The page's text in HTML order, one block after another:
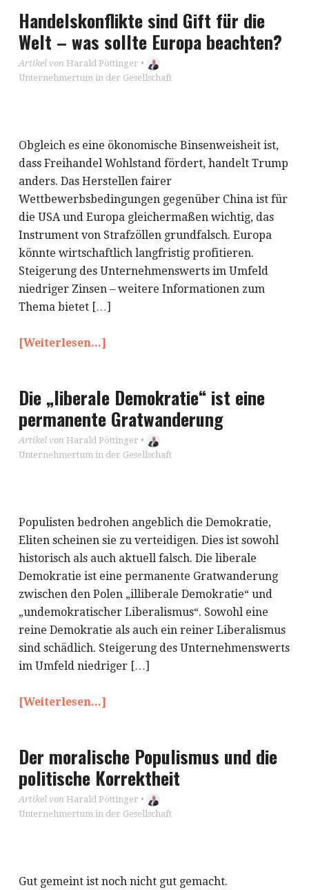
Handelskonflikte sind Gift für die
Welt – was sollte Europa beachten?
Artikel von Harald Pöttinger •
Unternehmertum in der Gesellschaft
Obgleich es eine ökonomische Binsenweisheit ist,
dass Freihandel Wohlstand fördert, handelt Trump
anders. Das Herstellen fairer
Wettbewerbsbedingungen gegenüber China ist für
die USA und Europa gleichermaßen wichtig, das
Instrument von Strafzöllen grundfalsch. Europa
könnte wirtschaftlich langfristig profitieren.
Steigerung des Unternehmenswerts im Umfeld
niedriger Zinsen – weitere Informationen zum
Thema bietet […]
[Weiterlesen...]
Die „liberale Demokratie“ ist eine
permanente Gratwanderung
Artikel von Harald Pöttinger •
Unternehmertum in der Gesellschaft
Populisten bedrohen angeblich die Demokratie,
Eliten scheinen sie zu verteidigen. Dies ist sowohl
historisch als auch aktuell falsch. Die liberale
Demokratie ist eine permanente Gratwanderung
zwischen den Polen „illiberale Demokratie“ und
„undemokratischer Liberalismus“. Sowohl eine
reine Demokratie als auch ein reiner Liberalismus
sind schädlich. Steigerung des Unternehmenswerts
im Umfeld niedriger […]
[Weiterlesen...]
Der moralische Populismus und die
politische Korrektheit
Artikel von Harald Pöttinger •
Unternehmertum in der Gesellschaft
Gut gemeint ist noch nicht gut gemacht.